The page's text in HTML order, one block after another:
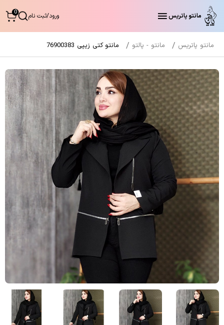
مانتو پاتریس ورود/ثبت نام 0
مانتو پاتریس مانتو - پالتو مانتو کتی زیپی 76900383